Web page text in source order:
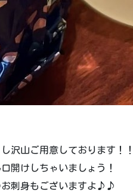
沢山ご用意しております！！
開けしちゃいましょう！
お刺身もございますよ♪♪